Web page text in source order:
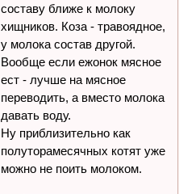
составу ближе к молоку
хищников. Коза - травоядное,
у молока состав другой.
Вообще если ежонок мясное
ест - лучше на мясное
переводить, а вместо молока
давать воду.
Ну приблизительно как
полуторамесячных котят уже
можно не поить молоком.